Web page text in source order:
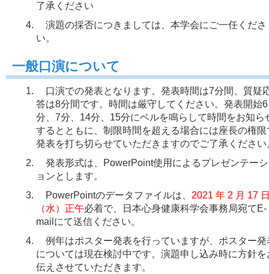
了承ください
演題の採否につきましては、本学会にご一任くださ
い。
一般口演について
口演での発表となります。発表時間は7分間、質疑
答は8分間です。時間は厳守してください。発表開始6
分、7分、14分、15分にベルを鳴らして時間をお知ら
するとともに、制限時間を超える場合には座長の権限
発表を打ち切らせていただきますのでご了承ください
発表形式は、PowerPoint使用によるプレゼンテーシ
ョンとします。
PowerPointのデータファイルは、 2021 年 2 月 17
（水）正午必着で、日本心身健康科学会事務局宛てE-
mailにて送信ください。
例年はポスター発表を行っていますが、ポスター発
については現在検討中です。演題申し込み時に方針を
伝えさせていただきます。